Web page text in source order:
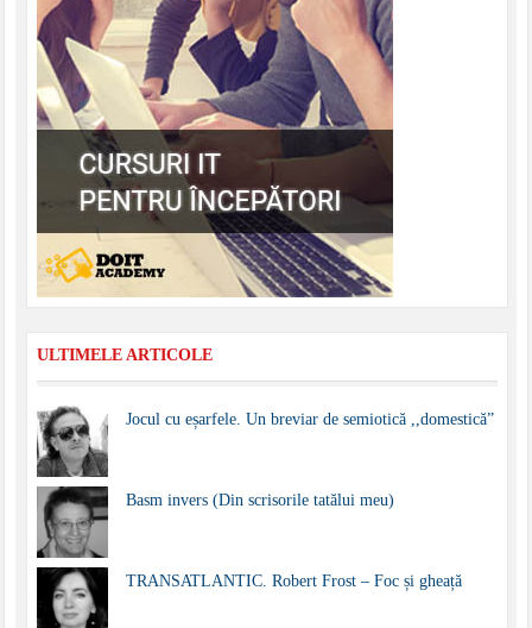
ULTIMELE ARTICOLE
Jocul cu eșarfele. Un breviar de semiotică ,,domestică”
Basm invers (Din scrisorile tatălui meu)
TRANSATLANTIC. Robert Frost – Foc și gheață